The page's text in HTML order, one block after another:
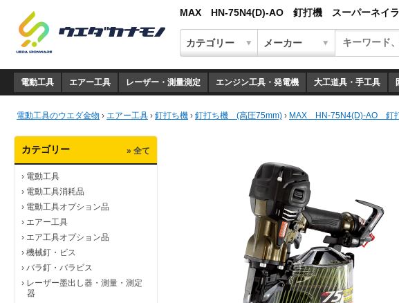
MAX HN-75N4(D)-AO 釘打機 スーパーネイ
電動工具 エアー工具 レーザー・測量測定 エンジン工具・発電機 大工道具・手工具
電動工具のウエダ金物 › エアー工具 › 釘打ち機 › 釘打ち機 (高圧75mm) › MAX HN-75N4(D)-AO 釘
カテゴリー » 全て
› 電動工具
› 電動工具消耗品
› 電動工具オプション品
› エアー工具
› エア工具オプション品
› 機械釘・ビス
› バラ釘・バラビス
› レーザー墨出し器・測量・測定
器